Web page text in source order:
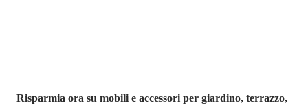
Risparmia ora su mobili e accessori per giardino, terrazzo,